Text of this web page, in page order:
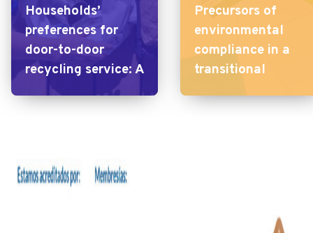
Households’
preferences for
door-to-door
recycling service: A
choice experiment
Precursors of
environmental
compliance in a
transitional